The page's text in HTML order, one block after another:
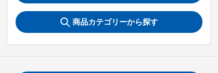
商品カテゴリーから探す